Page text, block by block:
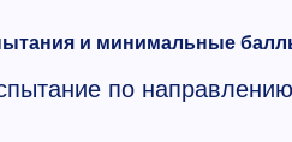
и минимальные
по направлению